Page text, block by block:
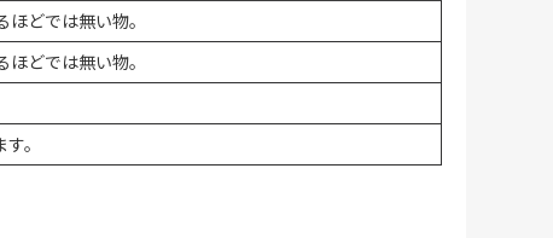
どでは無い物。
どでは無い物。
。